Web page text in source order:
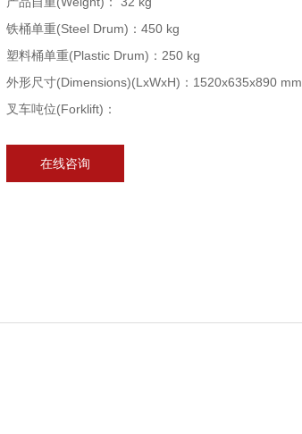
铁桶单重(Steel Drum)：450 kg
塑料桶单重(Plastic Drum)：250 kg
外形尺寸(Dimensions)(LxWxH)：1520x635x890 mm
叉车吨位(Forklift)：
在线咨询